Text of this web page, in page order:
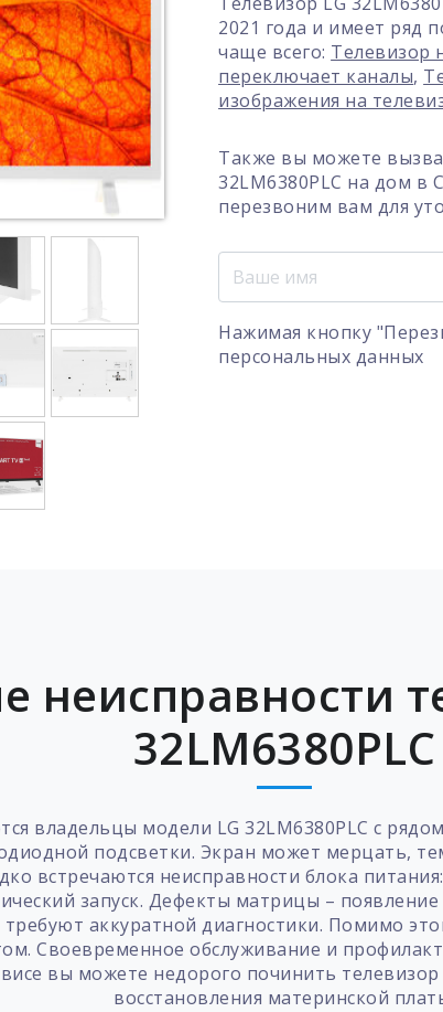
2021 года и имеет ряд
чаще всего: Телевизор
переключает каналы,
изображения на
Также вы можете
32LM6380PLC на дом в
перезвоним вам для
Нажимая кнопку
персональных данных
неисправности
32LM6380PLC
владельцы модели LG 32LM6380PLC с
подсветки. Экран может мерцать,
встречаются неисправности блока
запуск. Дефекты матрицы –
требуют аккуратной диагностики. Помимо
Своевременное обслуживание и
вы можете недорого починить
восстановления материнской